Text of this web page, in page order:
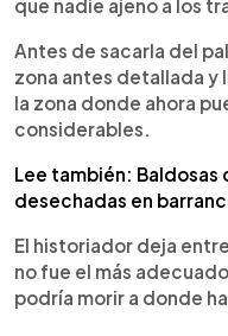
que nadie ajeno a los
Antes de sacarla del
zona antes detallada y
la zona donde ahora
considerables.
Lee también: Baldosas
desechadas en
El historiador deja
no fue el más
podría morir a donde